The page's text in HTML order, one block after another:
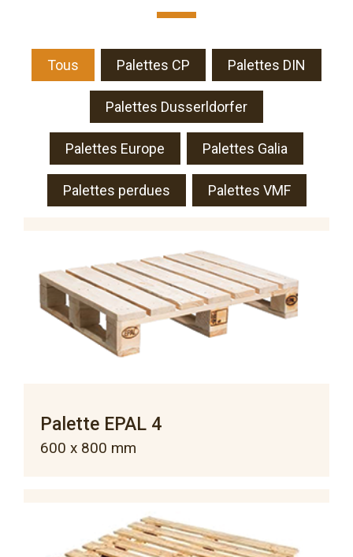
Tous Palettes CP Palettes DIN
Palettes Dusserldorfer
Palettes Europe Palettes Galia
Palettes perdues Palettes VMF
Palette EPAL 4
600 x 800 mm